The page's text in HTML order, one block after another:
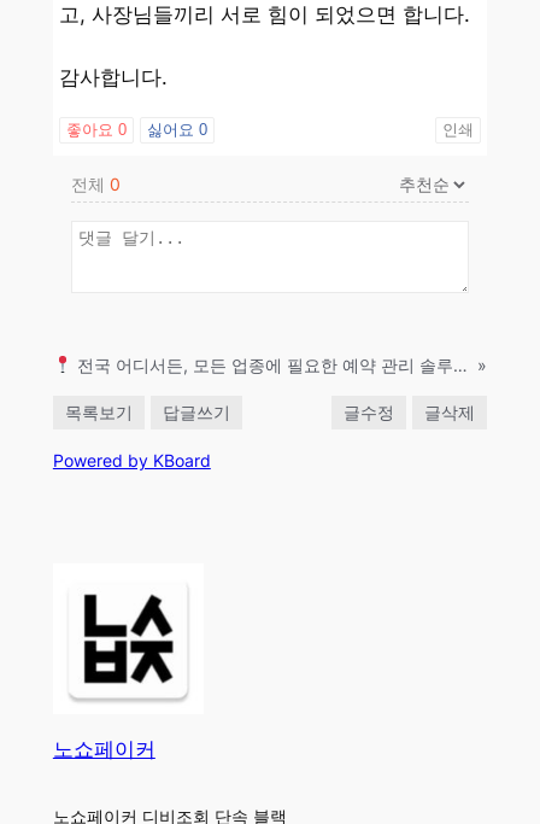
고, 사장님들끼리 서로 힘이 되었으면 합니다.
감사합니다.
좋아요 0 싫어요 0 인쇄
전체 0
전국 어디서든, 모든 업종에 필요한 예약 관리 솔루션 – 노쇼방지 »
목록보기 답글쓰기 글수정 글삭제
Powered by KBoard
노쇼페이커
노쇼페이커 디비조회 단속 블랙